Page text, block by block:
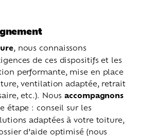
, nous connaissons
de ces dispositifs et les
performante, mise en place
ventilation adaptée, retrait
etc.). Nousaccompagnons
étape : conseil sur les
adaptées à votre toiture,
d’aide optimisé (nous